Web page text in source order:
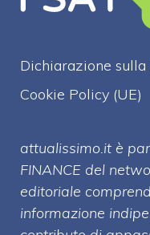
Dichiarazione sulla
Cookie Policy (UE)
attualissimo.it è
FINANCE del
editoriale
informazione